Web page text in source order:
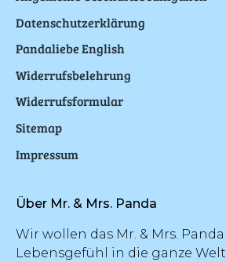
Datenschutzerklärung
Pandaliebe English
Widerrufsbelehrung
Widerrufsformular
Sitemap
Impressum
Über Mr. & Mrs. Panda
Wir wollen das Mr. & Mrs. Panda
Lebensgefühl in die ganze Welt